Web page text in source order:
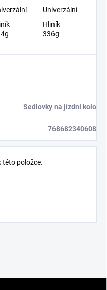
Univerzální
Hliník
336g
Sedlovky na jízdní kolo
768682340608
této položce.